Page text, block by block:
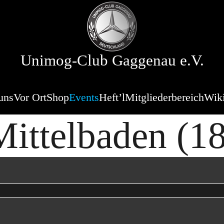
Unimog-Club Gaggenau e.V.
Vor OrtShopEventsHeft’lMitgliederbereich